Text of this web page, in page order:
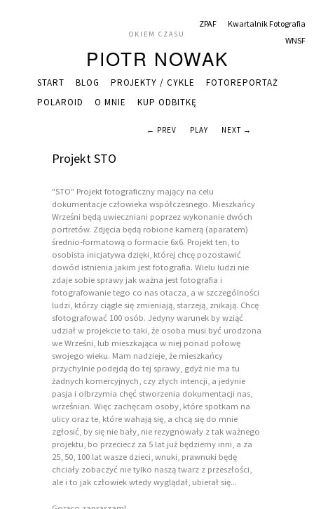
START BLOG PROJEKTY / CYKLE
FOTOREPORTAŻ
POLAROID
O MNIE KUP ODBITKĘ
ZPAF
Kwartalnik Fotografia
WNSF
OKIEM CZASU
PIOTR NOWAK
Projekt STO
"STO" Projekt fotograficzny mający na celu
dokumentacje człowieka współczesnego. Mieszkańcy
Wrześni będą uwieczniani poprzez wykonanie dwóch
portretów. Zdjęcia będą robione kamerą (aparatem)
średnio-formatową o formacie 6x6. Projekt ten, to
osobista inicjatywa dzięki, której chcę pozostawić
dowód istnienia jakim jest fotografia. Wielu ludzi nie
zdaje sobie sprawy jak ważna jest fotografia i
fotografowanie tego co nas otacza, a w szczególności
ludzi, którzy ciągle się zmieniają, starzeją, znikają. Chcę
sfotografować 100 osób. Jedyny warunek by wziąć
udział w projekcie to taki, że osoba musi być urodzona
we Wrześni, lub mieszkająca w niej ponad połowę
swojego wieku. Mam nadzieje, że mieszkańcy
przychylnie podejdą do tej sprawy, gdyż nie ma tu
żadnych komercyjnych, czy złych intencji, a jedynie
pasja i olbrzymia chęć stworzenia dokumentacji nas,
wrześnian. Więc zachęcam osoby, które spotkam na
ulicy oraz te, które wahają się, a chcą się do mnie
zgłosić, by się nie bały, nie rezygnowały z tak ważnego
projektu, bo przeciecz za 5 lat już będziemy inni, a za
25, 50, 100 lat wasze dzieci, wnuki, prawnuki będę
chciały zobaczyć nie tylko naszą twarz z przeszłości,
ale i to jak człowiek wtedy wyglądał, ubierał się...
← PREV PLAY NEXT →